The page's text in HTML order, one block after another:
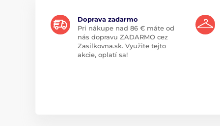
Doprava zadarmo
Pri nákupe nad 86 € máte od
nás dopravu ZADARMO cez
Zasilkovna.sk. Využite tejto
akcie, oplatí sa!